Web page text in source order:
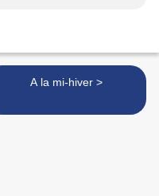
A la mi-hiver >